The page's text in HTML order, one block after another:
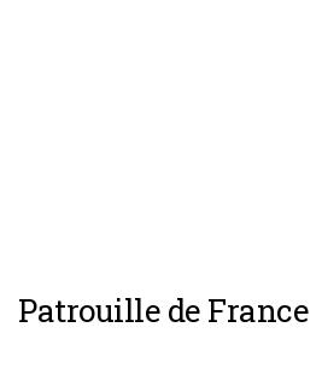
Patrouille de France